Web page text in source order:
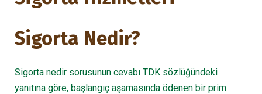
Sigorta Nedir?
Sigorta nedir sorusunun cevabı TDK sözlüğündeki
yanıtına göre, başlangıç aşamasında ödenen bir prim